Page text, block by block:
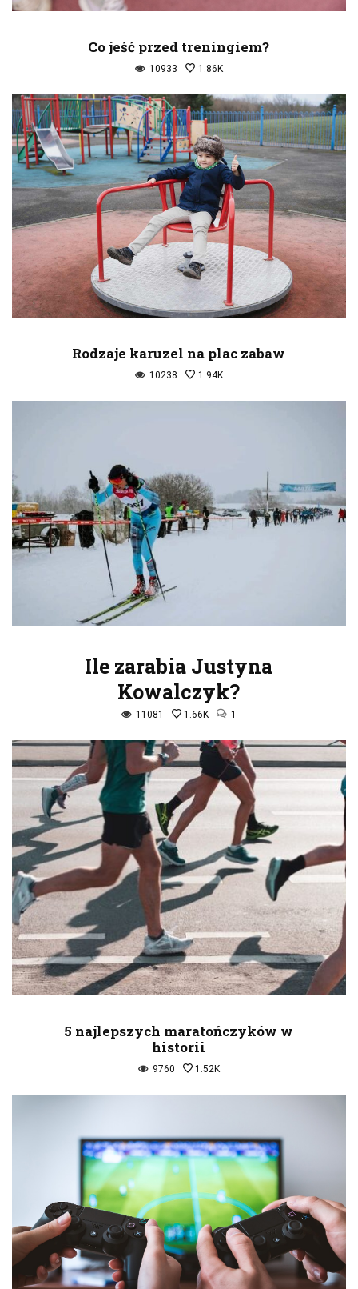
Co jeść przed treningiem?
10933 1.86K
Rodzaje karuzel na plac zabaw
10238 1.94K
Ile zarabia Justyna
Kowalczyk?
11081 1.66K 1
5 najlepszych maratończyków w
historii
9760 1.52K